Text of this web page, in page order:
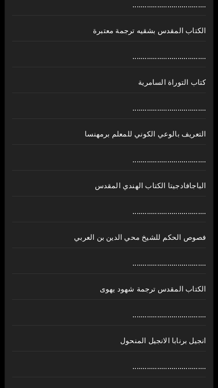
....................................
الكتاب المقدس بشقيه ترجمة معتبرة
....................................
كتاب التوراة السامرية
....................................
ﺍﻟﺘﻌﺮﻳﻒ ﺑﺎﻟﻮﻋﻲ ﺍﻟﻜﻮﻧﻲ للمعلم برمهنسا
....................................
الباجافادجيتا الكتاب الهندي المقدس
....................................
فصوص الحكم للشيخ محي الدين بن العربي
....................................
الكتاب المقدس ترجمة شهود يهوى
....................................
انجيل برنابا الانجيل المنحول
....................................